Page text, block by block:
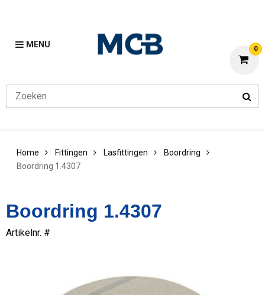
MENU 0
Home Fittingen Lasfittingen
Boordring
Boordring 1.4307
Boordring 1.4307
Artikelnr. #